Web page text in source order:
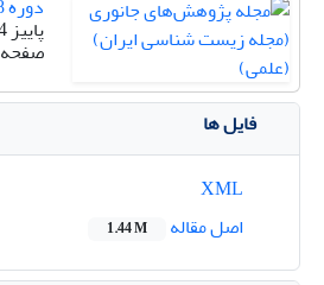
پاییز 1404
صفحه
فایل ها
اصل مقاله
1.44 M